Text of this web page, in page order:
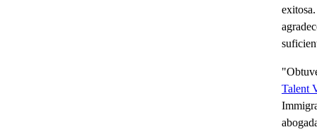
Talent